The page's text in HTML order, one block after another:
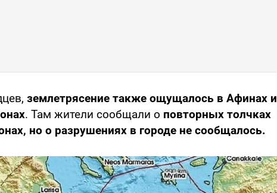
землетрясение также ощущалось в Афинах и
. Там жители сообщали о повторных толчках
но о разрушениях в городе не сообщалось.